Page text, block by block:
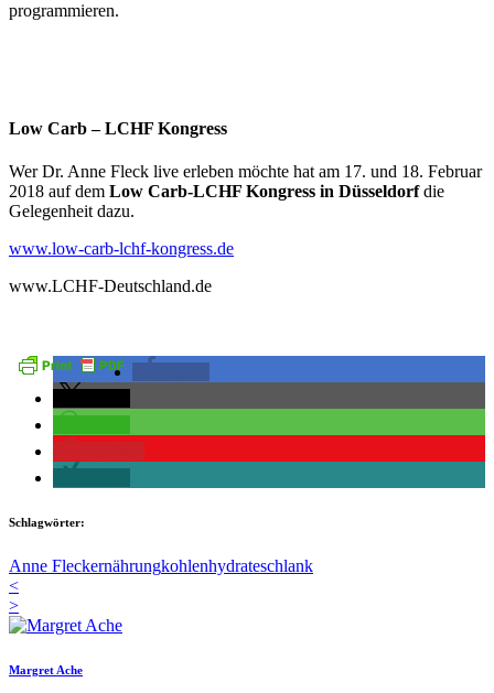
programmieren.
Low Carb – LCHF Kongress
Wer Dr. Anne Fleck live erleben möchte hat am 17. und 18. Februar
2018 auf dem Low Carb-LCHF Kongress in Düsseldorfdie
Gelegenheit dazu.
www.low-carb-lchf-kongress.de
www.LCHF-Deutschland.de
Schlagwörter:
Anne Fleckernährungkohlenhydrateschlank
<
>
Margret Ache